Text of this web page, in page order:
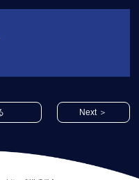
Next ＞